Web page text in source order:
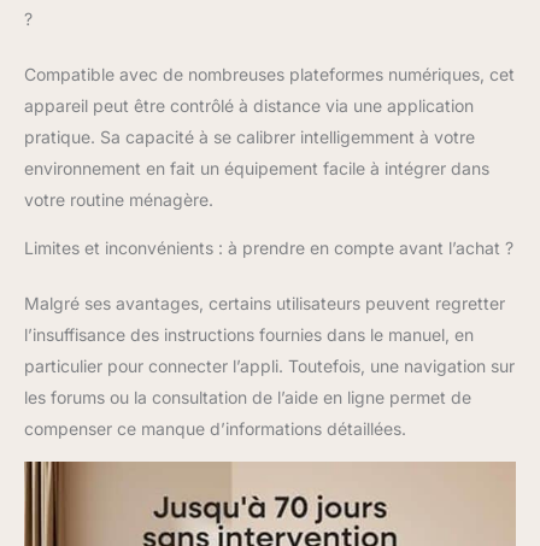
?
Compatible avec de nombreuses plateformes numériques, cet
appareil peut être contrôlé à distance via une application
pratique. Sa capacité à se calibrer intelligemment à votre
environnement en fait un équipement facile à intégrer dans
votre routine ménagère.
Limites et inconvénients : à prendre en compte avant l’achat ?
Malgré ses avantages, certains utilisateurs peuvent regretter
l’insuffisance des instructions fournies dans le manuel, en
particulier pour connecter l’appli. Toutefois, une navigation sur
les forums ou la consultation de l’aide en ligne permet de
compenser ce manque d’informations détaillées.